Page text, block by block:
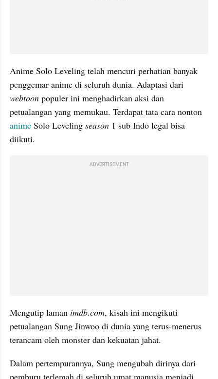
Anime Solo Leveling telah mencuri perhatian banyak
webtoon populer ini menghadirkan aksi dan
anime Solo Leveling season 1 sub Indo legal bisa
diikuti.
ADVERTISEMENT
Mengutip laman imdb.com, kisah ini mengikuti
petualangan Sung Jinwoo di dunia yang terus-menerus
terancam oleh monster dan kekuatan jahat.
Dalam pertempurannya, Sung mengubah dirinya dari
pemburu terlemah di seluruh umat manusia menjadi